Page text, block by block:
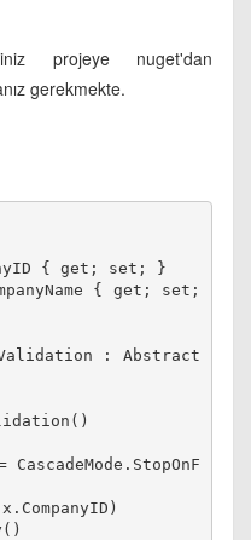
projeye nuget'dan
gerekmekte.
{ get; set; }
{ get; set;
: Abstract